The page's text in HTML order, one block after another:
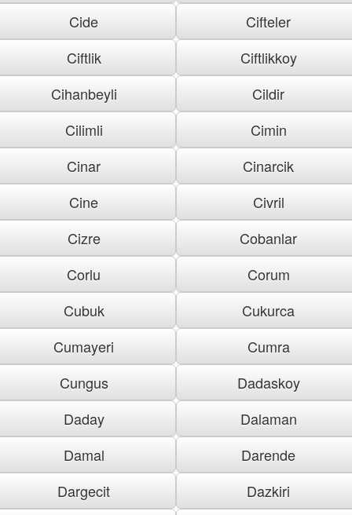
Cide
Cifteler
Ciftlik
Ciftlikkoy
Cihanbeyli
Cildir
Cilimli
Cimin
Cinar
Cinarcik
Cine
Civril
Cizre
Cobanlar
Corlu
Corum
Cubuk
Cukurca
Cumayeri
Cumra
Cungus
Dadaskoy
Daday
Dalaman
Damal
Darende
Dargecit
Dazkiri